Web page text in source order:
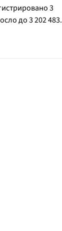
3
до 3 202 483.